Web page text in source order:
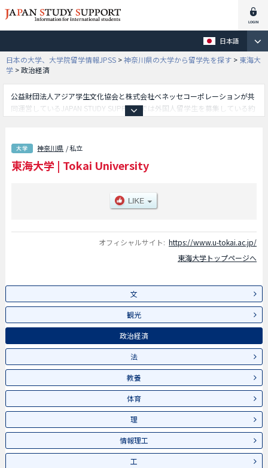
日本語
日本の大学、大学院留学情報JPSS >神奈川県の大学から留学先を探す > 東海大
学 >政治経済
公益財団法人アジア学生文化協会と株式会社ベネッセコーポレーションが共
同運営しているJAPAN STUDY SUPPORTでは外国人留学生を募集している約
政治経済学部や法学部や教養学部や体育学部や理学部や情報理工学部や工学
部や情報通信学部や海洋学部や経営学部や農学部や国際文化学部や医学部や
生物学部や文化社会学部や健康学部や国際学部や児童教育学部や建築都市学
試情報、施設案内、アクセスなど外国人留学生に必要な情報を掲載している
神奈川県 / 私立
東海大学 | Tokai University
オフィシャルサイト: https://www.u-tokai.ac.jp/
東海大学トップページへ
文
観光
政治経済
法
教養
体育
理
情報理工
工